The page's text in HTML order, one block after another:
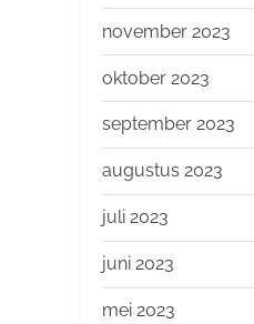
november 2023
oktober 2023
september 2023
augustus 2023
juli 2023
juni 2023
mei 2023